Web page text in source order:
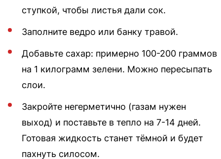
ступкой, чтобы листья дали сок.
Заполните ведро или банку травой.
Добавьте сахар: примерно 100-200 граммов
на 1 килограмм зелени. Можно пересыпать
слои.
Закройте негерметично (газам нужен
выход) и поставьте в тепло на 7-14 дней.
Готовая жидкость станет тёмной и будет
пахнуть силосом.